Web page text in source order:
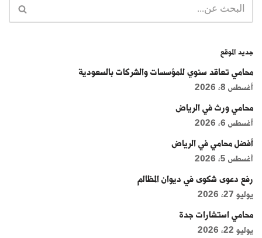
جديد الموقع
محامي تعاقد سنوي للمؤسسات والشركات بالسعودية
أغسطس 8, 2026
محامي ورث في الرياض
أغسطس 6, 2026
أفضل محامي في الرياض
أغسطس 5, 2026
رفع دعوى شكوى في ديوان المظالم
يوليو 27, 2026
محامي استشارات جدة
يوليو 22, 2026